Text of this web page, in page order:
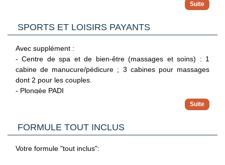
8h - 20h.
SPORTS ET LOISIRS PAYANTS
Avec supplément :
- Centre de spa et de bien-être (massages et soins) : 1
cabine de manucure/pédicure ; 3 cabines pour massages
dont 2 pour les couples.
- Plongée PADI
FORMULE TOUT INCLUS
Votre formule "tout inclus":